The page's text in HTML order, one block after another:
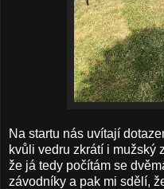
Na startu nás uvítají
kvůli vedru zkrátí i mužský
že já tedy počítám se
závodníky a pak mi sdělí,